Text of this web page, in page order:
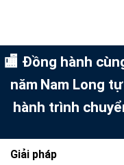
🏬 Đồng hành
năm Nam Long
hành trình
Giải pháp